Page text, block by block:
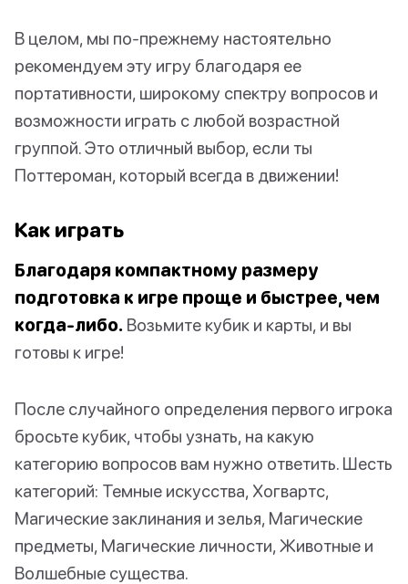
В целом, мы по-прежнему настоятельно
рекомендуем эту игру благодаря ее
портативности, широкому спектру вопросов и
возможности играть с любой возрастной
группой. Это отличный выбор, если ты
Поттероман, который всегда в движении!
Как играть
Благодаря компактному размеру
подготовка к игре проще и быстрее, чем
когда-либо. Возьмите кубик и карты, и вы
готовы к игре!
После случайного определения первого игрока
бросьте кубик, чтобы узнать, на какую
категорию вопросов вам нужно ответить. Шесть
категорий: Темные искусства, Хогвартс,
Магические заклинания и зелья, Магические
предметы, Магические личности, Животные и
Волшебные существа.